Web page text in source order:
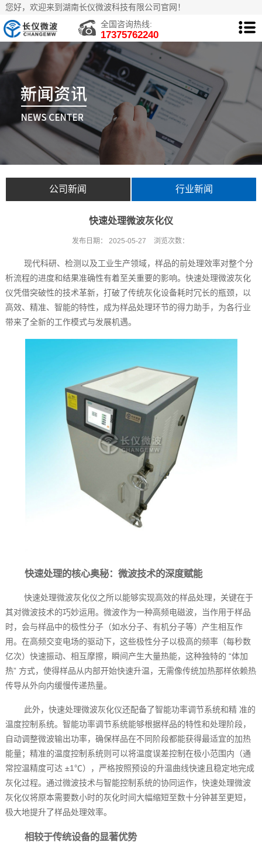
您好，欢迎来到湖南长仪微波科技有限公司官网！
全国咨询热线:
17375762240
公司新闻 行业新闻
快速处理‌微波灰化仪
发布日期： 2025-05-27 浏览次数：
现代科研、检测以及工业生产领域，样品的前处理效率对整个分
析流程的进度和结果准确性有着至关重要的影响。快速处理微波灰化
仪凭借突破性的技术革新，打破了传统灰化设备耗时冗长的瓶颈，以
高效、精准、智能的特性，成为样品处理环节的得力助手，为各行业
带来了全新的工作模式与发展机遇。
快速处理的核心奥秘：微波技术的深度赋能
快速处理微波灰化仪之所以能够实现高效的样品处理，关键在于
其对微波技术的巧妙运用。微波作为一种高频电磁波，当作用于样品
时，会与样品中的极性分子（如水分子、有机分子等）产生相互作
用。在高频交变电场的驱动下，这些极性分子以极高的频率（每秒数
亿次）快速振动、相互摩擦，瞬间产生大量热能，这种独特的 “体加
热” 方式，使得样品从内部开始快速升温，无需像传统加热那样依赖热
传导从外向内缓慢传递热量。
此外，快速处理微波灰化仪还配备了智能功率调节系统和精 准的
温度控制系统。智能功率调节系统能够根据样品的特性和处理阶段，
自动调整微波输出功率，确保样品在不同阶段都能获得最适宜的加热
能量；精准的温度控制系统则可以将温度误差控制在极小范围内（通
常控温精度可达 ±1℃），严格按照预设的升温曲线快速且稳定地完成
灰化过程。通过微波技术与智能控制系统的协同运作，快速处理微波
灰化仪将原本需要数小时的灰化时间大幅缩短至数十分钟甚至更短，
极大地提升了样品处理效率。
相较于传统设备的显著优势